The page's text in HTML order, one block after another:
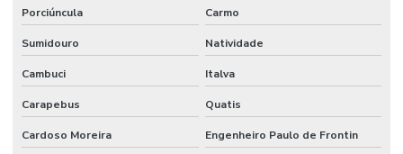
Fabricante de secadora de lodo de ete
Fabricante de secadora de resíduos
Porciúncula Carmo
Sumidouro Natividade
Cambuci Italva
Carapebus Quatis
Cardoso Moreira Engenheiro Paulo de Frontin